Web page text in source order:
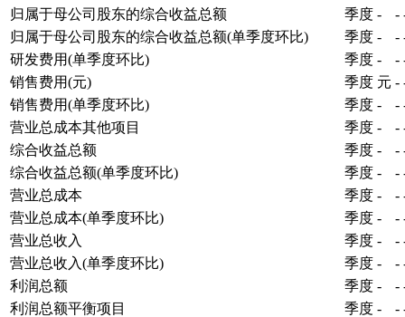
归属于母公司股东的综合收益总额
季度 - -
归属于母公司股东的综合收益总额(单季度环比)
季度 - -
研发费用(单季度环比)
季度 - -
销售费用(元)
季度 元 -
销售费用(单季度环比)
季度 - -
营业总成本其他项目
季度 - -
综合收益总额
季度 - -
综合收益总额(单季度环比)
季度 - -
营业总成本
季度 - -
营业总成本(单季度环比)
季度 - -
营业总收入
季度 - -
营业总收入(单季度环比)
季度 - -
利润总额
季度 - -
利润总额平衡项目
季度 - -